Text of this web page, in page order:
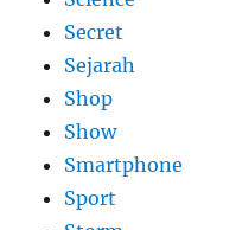
Secret
Sejarah
Shop
Show
Smartphone
Sport